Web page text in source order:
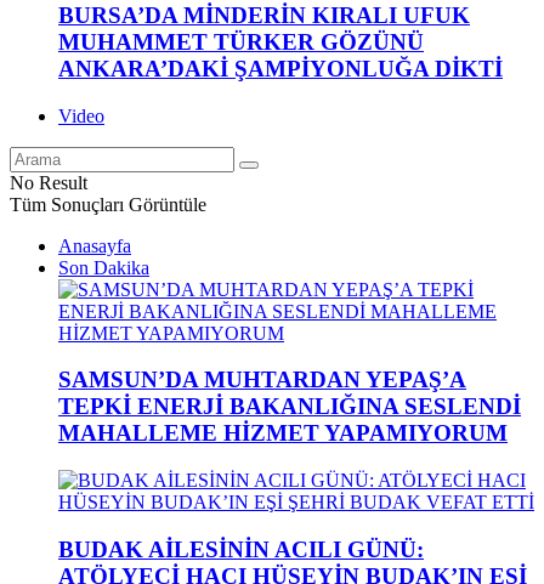
BURSA’DA MİNDERİN KIRALI UFUK
MUHAMMET TÜRKER GÖZÜNÜ
ANKARA’DAKİ ŞAMPİYONLUĞA DİKTİ
Video
No Result
Tüm Sonuçları Görüntüle
Anasayfa
Son Dakika
SAMSUN’DA MUHTARDAN YEPAŞ’A
TEPKİ ENERJİ BAKANLIĞINA SESLENDİ
MAHALLEME HİZMET YAPAMIYORUM
BUDAK AİLESİNİN ACILI GÜNÜ:
ATÖLYECİ HACI HÜSEYİN BUDAK’IN EŞİ